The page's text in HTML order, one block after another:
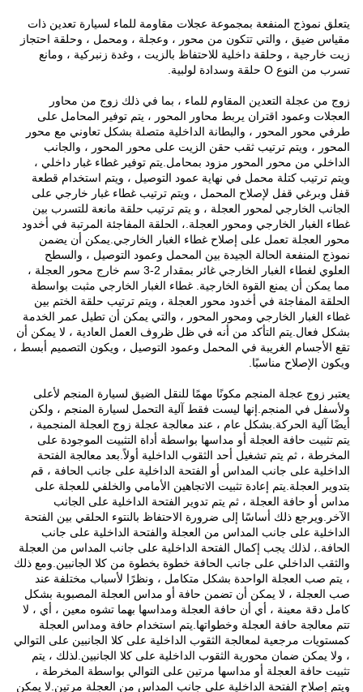
يتعلق نموذج المنفعة بمجموعة عجلات مقاومة للماء لسيارة تعدين ذات
مقياس ضيق ، والتي تتكون من محور ، وعجلة ، ومحمل ، وحلقة احتجاز
زيت خارجية ، وحلقة داخلية للاحتفاظ بالزيت ، وغدة زنبركية ، ومانع
تسرب من النوع O حلقة وسدادة لولبية.
زوج من عجلة التعدين المقاوم للماء ، بما في ذلك زوج من محاور
العجلات وعمود اقتران يربط محاور المحور ، يتم توفير المحامل على
طرفي محور المحور ، والبطانة الداخلية متصلة بشكل تعاوني مع محور
المحور ، ويتم ترتيب ثقب حقن الزيت على محور المحور ، والجانب
الداخلي من محور المحور مزود بمحامل.يتم توفير غطاء غبار داخلي ،
ويتم ترتيب كتلة محمل في نهاية عمود التوصيل ، ويتم استخدام قطعة
قفل وبرغي قفل لإصلاح المحمل ، ويتم ترتيب غطاء غبار خارجي على
الجانب الخارجي لمحور العجلة ، و يتم ترتيب حلقة مانعة للتسرب بين
غطاء الغبار الخارجي ومحور العجلة.، الحلقة المفاجئة المرتبة في أخدود
محور العجلة تعمل على إصلاح غطاء الغبار الخارجي.يمكن أن يضمن
نموذج المنفعة الحالة الجيدة بين المحمل وعمود التوصيل ، والسطح
العلوي لغطاء الغبار الخارجي غائر بمقدار 2-3 سم خارج محور العجلة ،
مما يمكن أن يمنع القوة الخارجية. غطاء الغبار الخارجي مثبت بواسطة
الحلقة المفاجئة في أخدود محور العجلة ، ويتم ترتيب حلقة الختم بين
غطاء الغبار الخارجي ومحور المحور ، والتي يمكن أن تطيل عمر الخدمة
بشكل فعال.يتم التأكد من أنه في ظل ظروف العمل العادية ، لا يمكن أن
تقع الأجسام الغريبة في المحمل وعمود التوصيل ، ويكون التصميم أبسط ،
ويكون الإصلاح مناسبًا.
يعتبر زوج عجلة المنجم مكونًا مهمًا للنقل الضيق لسيارة المنجم لأعلى
ولأسفل في المنجم.إنها ليست فقط آلية التحمل لسيارة المنجم ، ولكن
أيضًا آلية الحركة.بشكل عام ، عند معالجة عجلة زوج العجلة المنجمية ،
يتم تثبيت حافة العجلة أو مداسها بواسطة أداة التثبيت الموجودة على
المخرطة ، ثم يتم تشغيل أحد الثقوب الداخلية أولاً.بعد معالجة الفتحة
الداخلية على جانب المداس أو الفتحة الداخلية على جانب الحافة ، قم
بتدوير العجلة.يتم إعادة تثبيت الاتجاهين الأمامي والخلفي للعجلة على
مداس أو حافة العجلة ، ثم يتم تدوير الفتحة الداخلية على الجانب
الآخر.ويرجع ذلك أساسًا إلى ضرورة الاحتفاظ بالنتوء الحلقي بين الفتحة
الداخلية على جانب المداس من العجلة والفتحة الداخلية على جانب
الحافة.، لذلك يجب إكمال الفتحة الداخلية على جانب المداس من العجلة
والثقب الداخلي على جانب الحافة خطوة بخطوة من كلا الجانبين.ومع ذلك
، يتم صب العجلة الواحدة بشكل متكامل ، ونظرًا لأسباب مختلفة عند
صب العجلة ، لا يمكن أن تضمن حافة أو مداس العجلة المصبوبة بشكل
كامل دقة معينة ، أي أن حافة العجلة ومداسها بهما تشوه معين ، أي ، لا
تتم معالجة حافة العجلة وخطواتها.يتم استخدام حافة ومداس العجلة
كمستويات مرجعية لمعالجة الثقوب الداخلية على كلا الجانبين على التوالي
، ولا يمكن ضمان محورية الثقوب الداخلية على كلا الجانبين.لذلك ، يتم
تثبيت حافة العجلة أو مداسها مرتين على التوالي بواسطة المخرطة ،
ويتم إصلاح الفتحة الداخلية على جانب المداس من العجلة مرتين.لا يمكن